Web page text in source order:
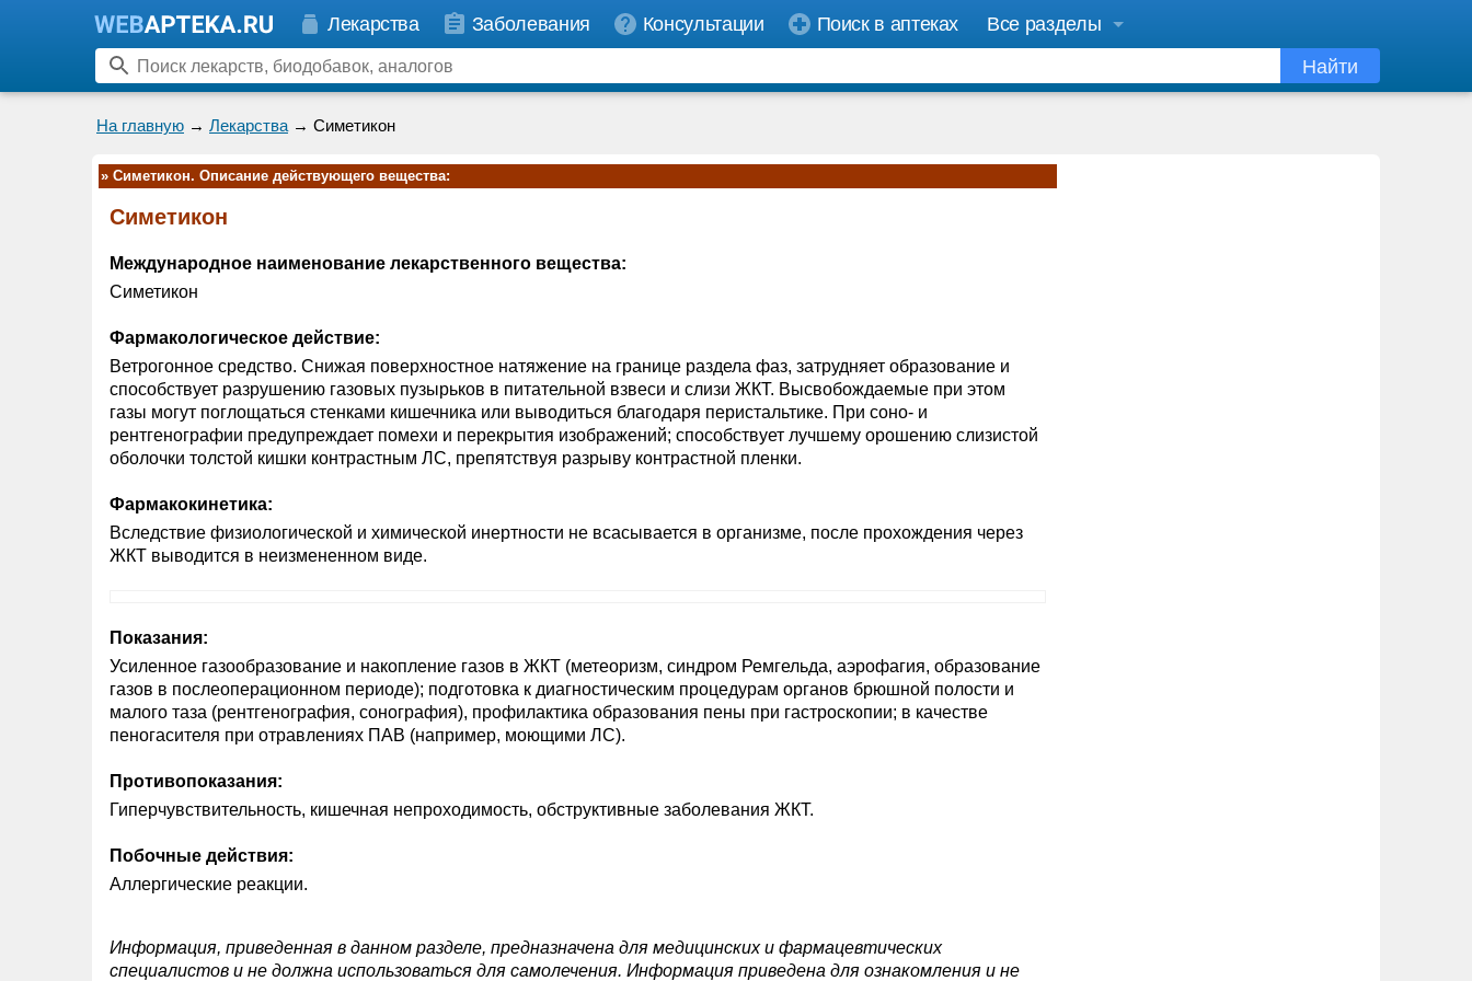
Лекарства Заболевания Консультации Поиск в аптеках
Все разделы
Найти
На главную → Лекарства → Симетикон
» Симетикон. Описание действующего вещества:
Симетикон
Международное наименование лекарственного вещества:
Симетикон
Фармакологическое действие:
Ветрогонное средство. Снижая поверхностное натяжение на границе раздела фаз, затрудняет образование и
способствует разрушению газовых пузырьков в питательной взвеси и слизи ЖКТ. Высвобождаемые при этом
газы могут поглощаться стенками кишечника или выводиться благодаря перистальтике. При соно- и
рентгенографии предупреждает помехи и перекрытия изображений; способствует лучшему орошению слизистой
оболочки толстой кишки контрастным ЛС, препятствуя разрыву контрастной пленки.
Фармакокинетика:
Вследствие физиологической и химической инертности не всасывается в организме, после прохождения через
ЖКТ выводится в неизмененном виде.
Показания:
Усиленное газообразование и накопление газов в ЖКТ (метеоризм, синдром Ремгельда, аэрофагия, образование
газов в послеоперационном периоде); подготовка к диагностическим процедурам органов брюшной полости и
малого таза (рентгенография, сонография), профилактика образования пены при гастроскопии; в качестве
пеногасителя при отравлениях ПАВ (например, моющими ЛС).
Противопоказания:
Гиперчувствительность, кишечная непроходимость, обструктивные заболевания ЖКТ.
Побочные действия:
Аллергические реакции.
Информация, приведенная в данном разделе, предназначена для медицинских и фармацевтических
специалистов и не должна использоваться для самолечения. Информация приведена для ознакомления и не